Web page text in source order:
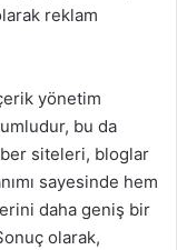
reklam
yönetim
bu da
siteleri, bloglar
sayesinde hem
daha geniş bir
olarak,